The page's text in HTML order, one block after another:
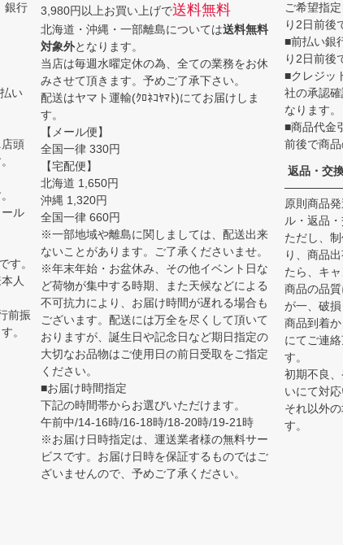
銀行
い
頭
ル
す。
人
前振
。
3,980円以上お買い上げで送料無料
北海道・沖縄・一部離島については送料無料
対象外となります。
当店は毎週水曜定休の為、全ての業務をお休
みさせて頂きます。予めご了承下さい。
配送はヤマト運輸(ｸﾛﾈｺﾔﾏﾄ)にてお届けしま
す。
【メール便】
全国一律 330円
【宅配便】
北海道 1,650円
沖縄 1,320円
全国一律 660円
※一部地域や離島に関しましては、配送出来
ないことがあります。ご了承くださいませ。
※年末年始・お盆休み、その他イベント日な
ど荷物が集中する時期、また天候などによる
不可抗力により、お届け時間が遅れる場合も
ございます。配送には万全を尽くして頂いて
おりますが、誕生日や記念日など期日指定の
大切なお品物はご使用日の前日受取をご指定
ください。
■お届け時間指定
下記の時間帯からお選びいただけます。
午前中/14-16時/16-18時/18-20時/19-21時
※お届け日時指定は、運送業者様の無料サー
ビスです。お届け日時を保証するものではご
ざいませんので、予めご了承ください。
ご希望指
り2日前後
■前払い銀
り2日前後
■クレジッ
社の承認
なります。
■商品代金
前後で商品
返品・交
原則商品
ル・返品
ただし、
り、商品
たら、キ
商品の品
が一、破損
商品到着
にてご連
す。
初期不良
いにて対応
それ以外
す。